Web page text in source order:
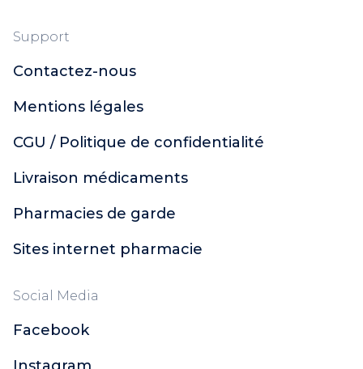
Support
Contactez-nous
Mentions légales
CGU / Politique de confidentialité
Livraison médicaments
Pharmacies de garde
Sites internet pharmacie
Social Media
Facebook